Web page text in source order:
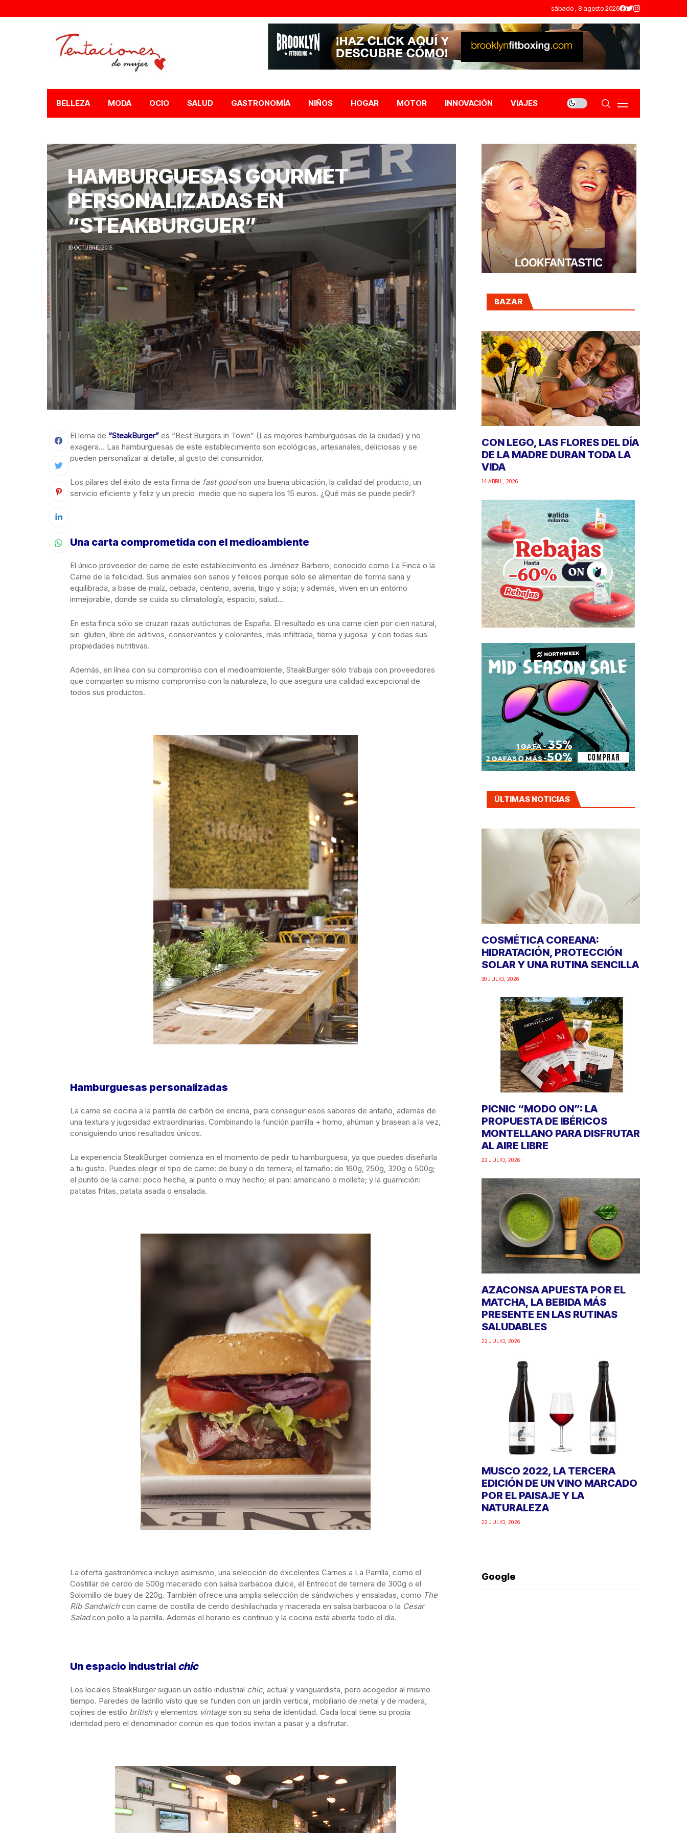
sábado , 8 agosto 2026
BELLEZA MODA OCIO SALUD GASTRONOMÍA NIÑOS HOGAR MOTOR INNOVACIÓN VIAJES
HAMBURGUESAS GOURMET
PERSONALIZADAS EN
“STEAKBURGUER”
30 OCTUBRE, 2015
El lema de “SteakBurger” es “Best Burgers in Town” (Las mejores hamburguesas de la ciudad) y no
exagera… Las hamburguesas de este establecimiento son ecológicas, artesanales, deliciosas y se
pueden personalizar al detalle, al gusto del consumidor.
Los pilares del éxito de esta firma de fast goodson una buena ubicación, la calidad del producto, un
servicio eficiente y feliz y un precio medio que no supera los 15 euros. ¿Qué más se puede pedir?
Una carta comprometida con el medioambiente
El único proveedor de carne de este establecimiento es Jiménez Barbero, conocido como La Finca o la
Carne de la felicidad. Sus animales son sanos y felices porque sólo se alimentan de forma sana y
equilibrada, a base de maíz, cebada, centeno, avena, trigo y soja; y además, viven en un entorno
inmejorable, donde se cuida su climatología, espacio, salud…
En esta finca sólo se cruzan razas autóctonas de España. El resultado es una carne cien por cien natural,
sin gluten, libre de aditivos, conservantes y colorantes, más infiltrada, tierna y jugosa y con todas sus
propiedades nutritivas.
Además, en línea con su compromiso con el medioambiente, SteakBurger sólo trabaja con proveedores
que comparten su mismo compromiso con la naturaleza, lo que asegura una calidad excepcional de
todos sus productos.
Hamburguesas personalizadas
La carne se cocina a la parrilla de carbón de encina, para conseguir esos sabores de antaño, además de
una textura y jugosidad extraordinarias. Combinando la función parrilla + horno, ahúman y brasean a la vez,
consiguiendo unos resultados únicos.
La experiencia SteakBurger comienza en el momento de pedir tu hamburguesa, ya que puedes diseñarla
a tu gusto. Puedes elegir el tipo de carne: de buey o de ternera; el tamaño: de 160g, 250g, 320g o 500g;
el punto de la carne: poco hecha, al punto o muy hecho; el pan: americano o mollete; y la guarnición:
patatas fritas, patata asada o ensalada.
La oferta gastronómica incluye asimismo, una selección de excelentes Carnes a La Parrilla, como el
Costillar de cerdo de 500g macerado con salsa barbacoa dulce, el Entrecot de ternera de 300g o el
Solomillo de buey de 220g. También ofrece una amplia selección de sándwiches y ensaladas, como The
Rib Sandwich con carne de costilla de cerdo deshilachada y macerada en salsa barbacoa o la Cesar
Saladcon pollo a la parrilla. Además el horario es continuo y la cocina está abierta todo el día.
Un espacio industrial chic
Los locales SteakBurger siguen un estilo industrial chic, actual y vanguardista, pero acogedor al mismo
tiempo. Paredes de ladrillo visto que se funden con un jardín vertical, mobiliario de metal y de madera,
cojines de estilo british y elementos vintageson su seña de identidad. Cada local tiene su propia
identidad pero el denominador común es que todos invitan a pasar y a disfrutar.
BAZAR
CON LEGO, LAS FLORES DEL DÍA
DE LA MADRE DURAN TODA LA
VIDA
14 ABRIL, 2026
ÚLTIMAS NOTICIAS
COSMÉTICA COREANA:
HIDRATACIÓN, PROTECCIÓN
SOLAR Y UNA RUTINA SENCILLA
30 JULIO, 2026
PICNIC “MODO ON”: LA
PROPUESTA DE IBÉRICOS
MONTELLANO PARA DISFRUTAR
AL AIRE LIBRE
22 JULIO, 2026
AZACONSA APUESTA POR EL
MATCHA, LA BEBIDA MÁS
PRESENTE EN LAS RUTINAS
SALUDABLES
22 JULIO, 2026
MUSCO 2022, LA TERCERA
EDICIÓN DE UN VINO MARCADO
POR EL PAISAJE Y LA
NATURALEZA
22 JULIO, 2026
Google